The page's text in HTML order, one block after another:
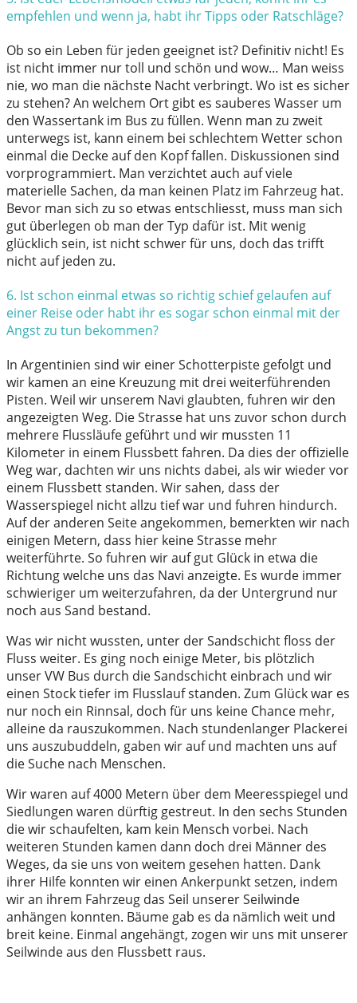
empfehlen und wenn ja, habt ihr Tipps oder Ratschläge?
Ob so ein Leben für jeden geeignet ist? Definitiv nicht! Es
ist nicht immer nur toll und schön und wow… Man weiss
nie, wo man die nächste Nacht verbringt. Wo ist es sicher
zu stehen? An welchem Ort gibt es sauberes Wasser um
den Wassertank im Bus zu füllen. Wenn man zu zweit
unterwegs ist, kann einem bei schlechtem Wetter schon
einmal die Decke auf den Kopf fallen. Diskussionen sind
vorprogrammiert. Man verzichtet auch auf viele
materielle Sachen, da man keinen Platz im Fahrzeug hat.
Bevor man sich zu so etwas entschliesst, muss man sich
gut überlegen ob man der Typ dafür ist. Mit wenig
glücklich sein, ist nicht schwer für uns, doch das trifft
nicht auf jeden zu.
6. Ist schon einmal etwas so richtig schief gelaufen auf
einer Reise oder habt ihr es sogar schon einmal mit der
Angst zu tun bekommen?
In Argentinien sind wir einer Schotterpiste gefolgt und
wir kamen an eine Kreuzung mit drei weiterführenden
Pisten. Weil wir unserem Navi glaubten, fuhren wir den
angezeigten Weg. Die Strasse hat uns zuvor schon durch
mehrere Flussläufe geführt und wir mussten 11
Kilometer in einem Flussbett fahren. Da dies der offizielle
Weg war, dachten wir uns nichts dabei, als wir wieder vor
einem Flussbett standen. Wir sahen, dass der
Wasserspiegel nicht allzu tief war und fuhren hindurch.
Auf der anderen Seite angekommen, bemerkten wir nach
einigen Metern, dass hier keine Strasse mehr
weiterführte. So fuhren wir auf gut Glück in etwa die
Richtung welche uns das Navi anzeigte. Es wurde immer
schwieriger um weiterzufahren, da der Untergrund nur
noch aus Sand bestand.
Was wir nicht wussten, unter der Sandschicht floss der
Fluss weiter. Es ging noch einige Meter, bis plötzlich
unser VW Bus durch die Sandschicht einbrach und wir
einen Stock tiefer im Flusslauf standen. Zum Glück war es
nur noch ein Rinnsal, doch für uns keine Chance mehr,
alleine da rauszukommen. Nach stundenlanger Plackerei
uns auszubuddeln, gaben wir auf und machten uns auf
die Suche nach Menschen.
Wir waren auf 4000 Metern über dem Meeresspiegel und
Siedlungen waren dürftig gestreut. In den sechs Stunden
die wir schaufelten, kam kein Mensch vorbei. Nach
weiteren Stunden kamen dann doch drei Männer des
Weges, da sie uns von weitem gesehen hatten. Dank
ihrer Hilfe konnten wir einen Ankerpunkt setzen, indem
wir an ihrem Fahrzeug das Seil unserer Seilwinde
anhängen konnten. Bäume gab es da nämlich weit und
breit keine. Einmal angehängt, zogen wir uns mit unserer
Seilwinde aus den Flussbett raus.